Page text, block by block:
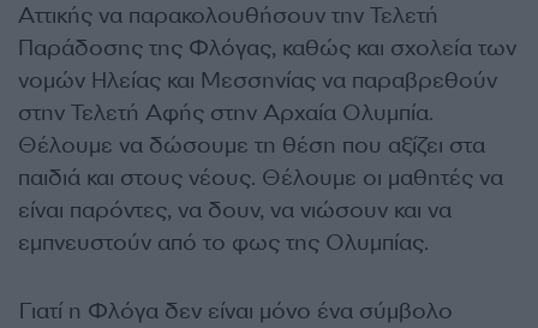
Αττικής να παρακολουθήσουν την Τελετή
Παράδοσης της Φλόγας, καθώς και σχολεία των
νομών Ηλείας και Μεσσηνίας να παραβρεθούν
στην Τελετή Αφής στην Αρχαία Ολυμπία.
Θέλουμε να δώσουμε τη θέση που αξίζει στα
παιδιά και στους νέους. Θέλουμε οι μαθητές να
είναι παρόντες, να δουν, να νιώσουν και να
εμπνευστούν από το φως της Ολυμπίας.
Γιατί η Φλόγα δεν είναι μόνο ένα σύμβολο